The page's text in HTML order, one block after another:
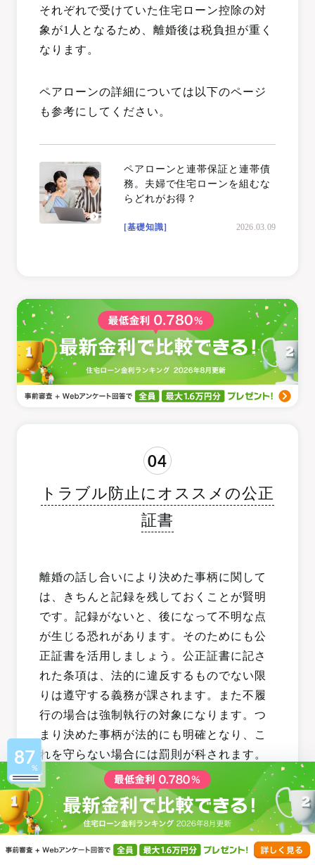
それぞれで受けていた住宅ローン控除の対
象が1人となるため、離婚後は税負担が重く
なります。
ペアローンの詳細については以下のページ
も参考にしてください。
ペアローンと連帯保証と連帯債
務。夫婦で住宅ローンを組むな
らどれがお得？
[基礎知識] 2026.03.09
04
トラブル防止にオススメの公正
証書
離婚の話し合いにより決めた事柄に関して
は、きちんと記録を残しておくことが賢明
です。記録がないと、後になって不明な点
が生じる恐れがあります。そのためにも公
正証書を活用しましょう。公正証書に記さ
れた条項は、法的に違反するものでない限
りは遵守する義務が課されます。また不履
行の場合は強制執行の対象になります。つ
まり決めた事柄が法的にも明確となり、こ
れを守らない場合には罰則が科されます。
公正証書の作成方法
公正証書は基本的に公正役場で作成しま
87